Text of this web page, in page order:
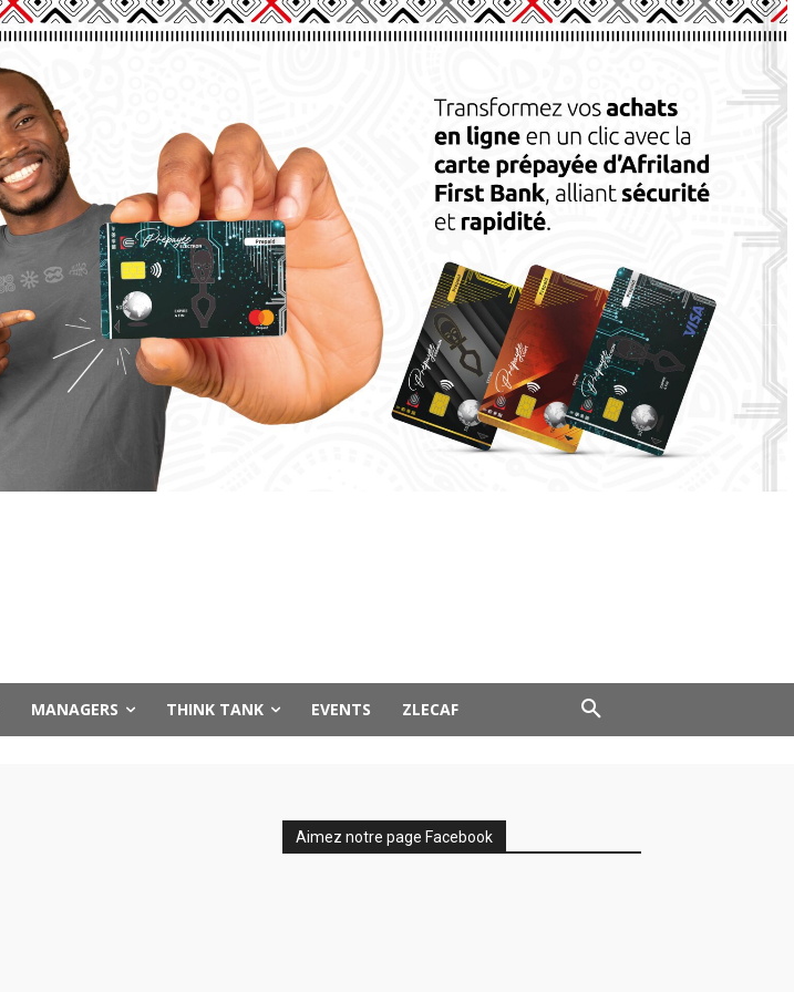
MANAGERS THINK TANK EVENTS ZLECAF
Aimez notre page Facebook